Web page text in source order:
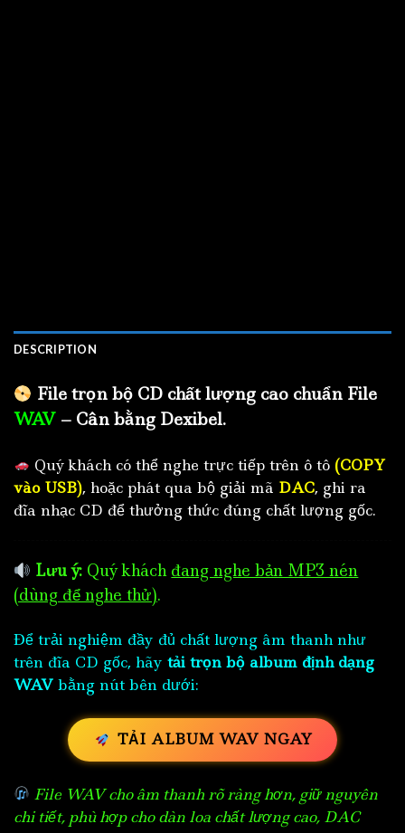
DESCRIPTION
File trọn bộ CD chất lượng cao chuẩn File
WAV – Cân bằng Dexibel.
Quý khách có thể nghe trực tiếp trên ô tô (COPY
vào USB), hoặc phát qua bộ giải mã DAC, ghi ra
đĩa nhạc CD để thưởng thức đúng chất lượng gốc.
Lưu ý: Quý khách đang nghe bản MP3 nén
(dùng để nghe thử).
Để trải nghiệm đầy đủ chất lượng âm thanh như
trên đĩa CD gốc, hãy tải trọn bộ album định dạng
WAV bằng nút bên dưới:
TẢI ALBUM WAV NGAY
File WAV cho âm thanh rõ ràng hơn, giữ nguyên
chi tiết, phù hợp cho dàn loa chất lượng cao, DAC